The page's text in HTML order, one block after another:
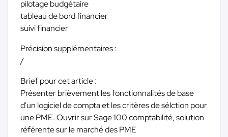
pilotage budgétaire
tableau de bord financier
suivi financier
Précision supplémentaires :
/
Brief pour cet article :
Présenter brièvement les fonctionnalités de base
d'un logiciel de compta et les critères de sélction pour
une PME. Ouvrir sur Sage 100 comptabilité, solution
référente sur le marché des PME